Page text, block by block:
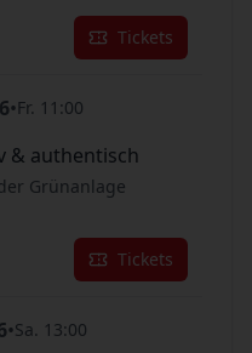
Tickets
•Fr. 11:00
& authentisch
Grünanlage
Tickets
•Sa. 13:00